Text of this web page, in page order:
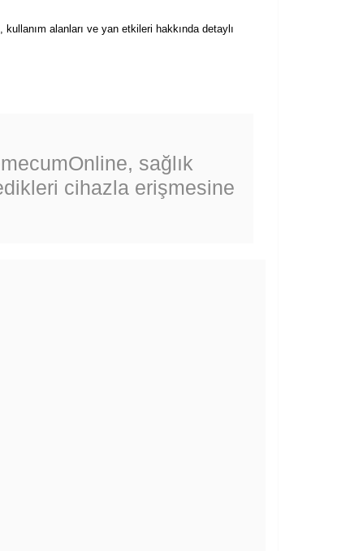
alanları ve yan etkileri hakkında detaylı
sağlık
cihazla erişmesine